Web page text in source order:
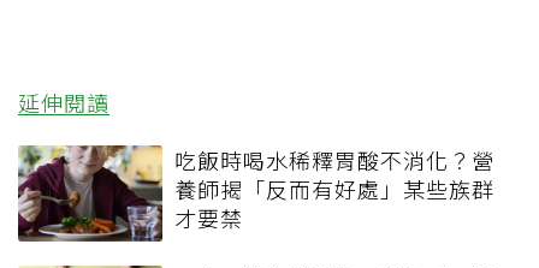
延伸閱讀
吃飯時喝水稀釋胃酸不消化？營
養師揭「反而有好處」某些族群
才要禁